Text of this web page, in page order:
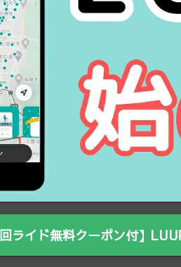
回ライド無料クーポン付】